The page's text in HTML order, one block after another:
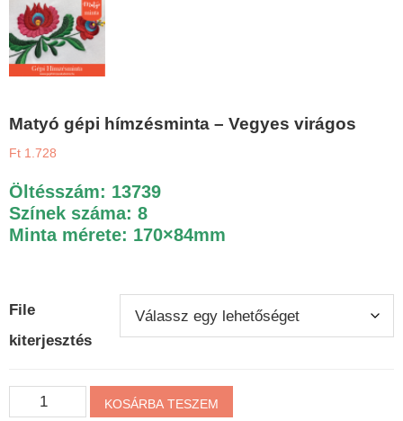
Matyó gépi hímzésminta – Vegyes virágos
Ft 1.728
Öltésszám: 13739
Színek száma: 8
Minta mérete: 170×84mm
File
kiterjesztés
Matyó
KOSÁRBA TESZEM